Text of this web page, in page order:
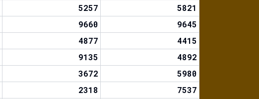
5257
5821
9660
9645
4877
4415
9135
4892
3672
5980
2318
7537